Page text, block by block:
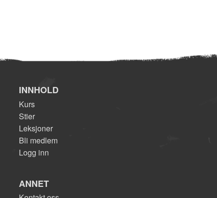
INNHOLD
Kurs
Stier
Leksjoner
Bli medlem
Logg inn
ANNET